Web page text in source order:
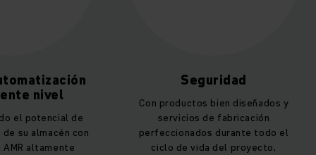
nivel
el potencial de
su almacén con
altamente
Seguridad
Con productos bien diseñados y
servicios de fabricación
perfeccionados durante todo el
ciclo de vida del proyecto,